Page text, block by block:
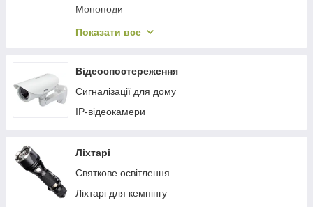
Автомобільні обігрівачі, тепловентилятори
Автоінструмент та обладнання
Автомобільні інвертори
Аксесуари та монтаж
Альтернативні джерела енергії
Моноподи
Різне
Кільцеві LED лампи і штативи
Показати все
Відеоспостереження
Сигналізації для дому
IP-відеокамери
Ліхтарі
Святкове освітлення
Ліхтарі для кемпінгу